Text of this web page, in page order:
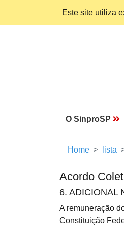
Este site utiliza
O SinproSP
Home lista
Acordo
6. ADICIONAL
A remuneração
Constituição